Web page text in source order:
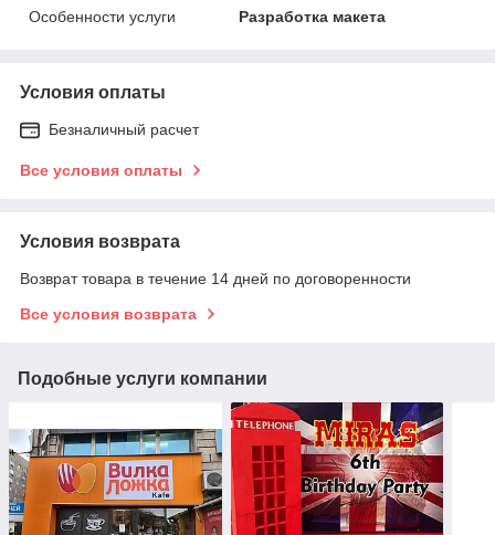
Особенности услуги
Разработка макета
Условия оплаты
Безналичный расчет
Все условия оплаты
Условия возврата
Возврат товара в течение 14 дней по договоренности
Все условия возврата
Подобные услуги компании